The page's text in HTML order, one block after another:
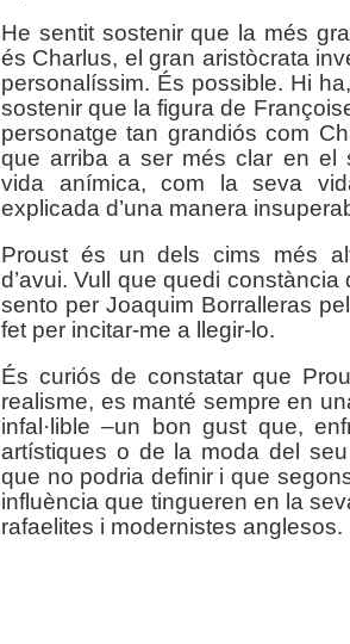
He sentit sostenir que la més
és Charlus, el gran aristòcrata
personalíssim. És possible. Hi
sostenir que la figura de
personatge tan grandiós com
que arriba a ser més clar en el
vida anímica, com la seva
explicada d’una manera
Proust és un dels cims més
d’avui. Vull que quedi constància
sento per Joaquim Borralleras
fet per incitar-me a llegir-lo.
És curiós de constatar que
realisme, es manté sempre en
infal·lible –un bon gust que,
artístiques o de la moda del
que no podria definir i que
influència que tingueren en la
rafaelites i modernistes anglesos.